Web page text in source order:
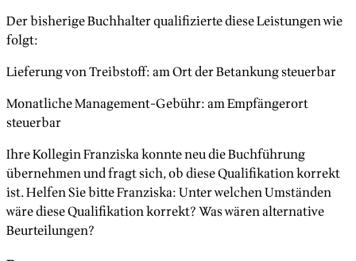
Der bisherige Buchhalter qualifizierte diese Leistungen wie
folgt:
Lieferung von Treibstoff: am Ort der Betankung steuerbar
Monatliche Management-Gebühr: am Empfängerort
steuerbar
Ihre Kollegin Franziska konnte neu die Buchführung
übernehmen und fragt sich, ob diese Qualifikation korrekt
ist. Helfen Sie bitte Franziska: Unter welchen Umständen
wäre diese Qualifikation korrekt? Was wären alternative
Beurteilungen?